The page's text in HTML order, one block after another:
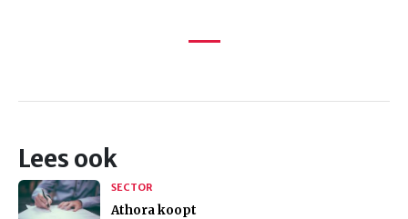
Lees ook
SECTOR
Athora koopt